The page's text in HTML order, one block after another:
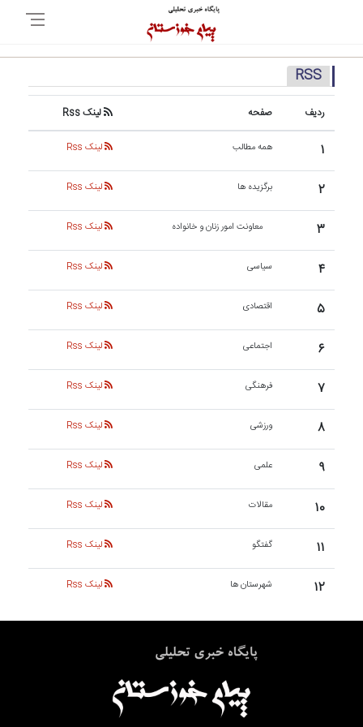
RSS
ردیف صفحه لینک Rss
۱ همه مطالب لینک Rss
۲ برگزیده ها لینک Rss
۳ معاونت امور زنان و خانواده لینک Rss
۴ سیاسی لینک Rss
۵ اقتصادی لینک Rss
۶ اجتماعی لینک Rss
۷ فرهنگی لینک Rss
۸ ورزشی لینک Rss
۹ علمی لینک Rss
۱۰ مقالات لینک Rss
۱۱ گفتگو لینک Rss
۱۲ شهرستان ها لینک Rss